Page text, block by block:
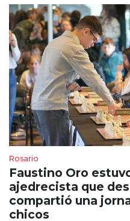
Rosario
Faustino Oro
ajedrecista que
compartió una
chicos